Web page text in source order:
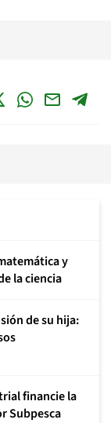
y
la ciencia
de su hija:
financie la
Subpesca